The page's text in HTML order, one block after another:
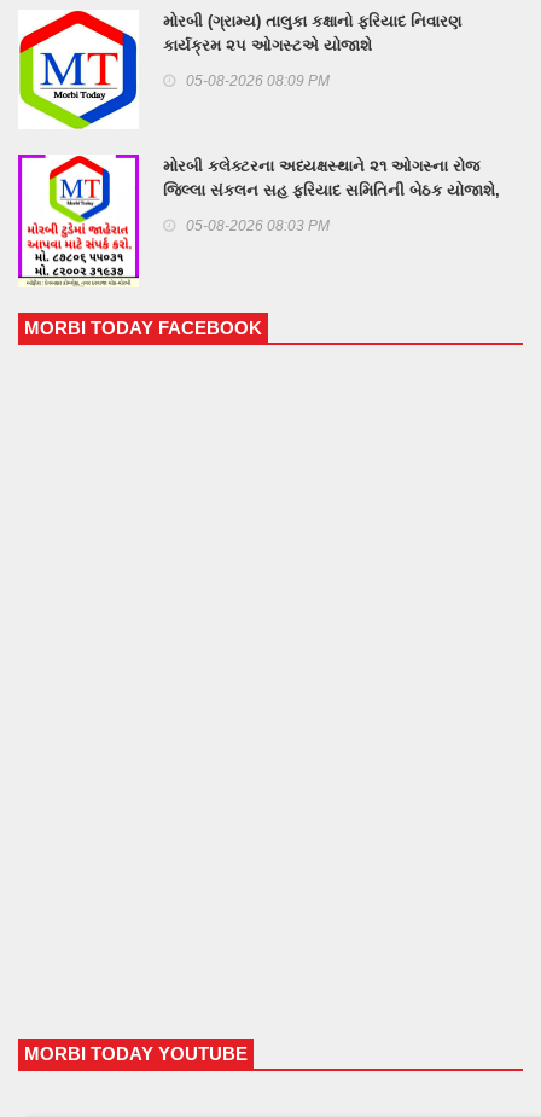
મોરબી (ગ્રામ્ય) તાલુકા કક્ષાનો ફરિયાદ નિવારણ
કાર્યક્રમ ૨૫ ઓગસ્ટએ યોજાશે
05-08-2026 08:09 PM
મોરબી કલેક્ટરના અધ્યક્ષસ્થાને ૨૧ ઓગસ્ના રોજ
જિલ્લા સંકલન સહ ફરિયાદ સમિતિની બેઠક યોજાશે,
હસ્તકળાના કારીગરોના સર્વાંગી ઉત્કર્ષ માટે આશીર્વાદરૂપ
05-08-2026 08:03 PM
MORBI TODAY FACEBOOK
MORBI TODAY YOUTUBE